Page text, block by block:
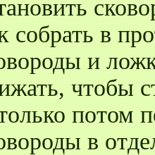
собрать в
и
чтобы
потом
в